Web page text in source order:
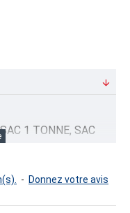
1 TONNE, SAC
- Donnez votre avis